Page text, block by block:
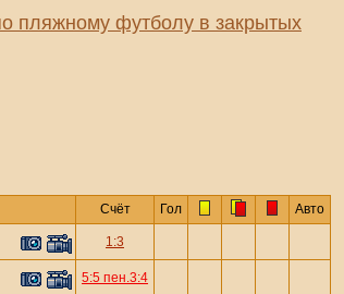
пляжному футболу в закрытых
Счёт Гол Авто
1:3
5:5 пен.3:4